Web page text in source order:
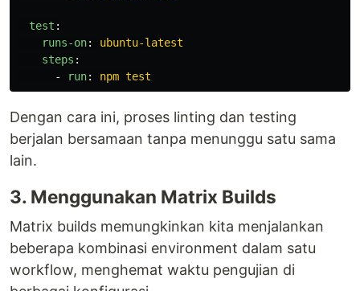
test :
runs-on:
ubuntu-latest
steps :
-
run: npm test
Dengan cara ini, proses linting dan testing
berjalan bersamaan tanpa menunggu satu sama
lain.
3. Menggunakan Matrix Builds
Matrix builds memungkinkan kita menjalankan
beberapa kombinasi environment dalam satu
workflow, menghemat waktu pengujian di